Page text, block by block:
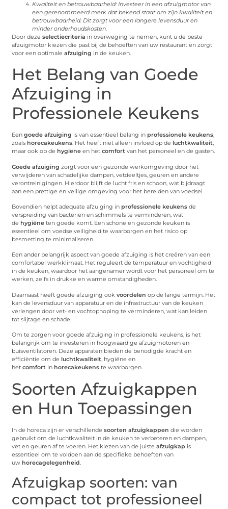
Kwaliteit en betrouwbaarheid: Investeer in een afzuigmotor van
een gerenommeerd merk dat bekend staat om zijn kwaliteit en
betrouwbaarheid. Dit zorgt voor een langere levensduur en
minder onderhoudskosten.
Door dezeselectiecriteria in overweging te nemen, kunt u de beste
afzuigmotor kiezen die past bij de behoeften van uw restaurant en zorgt
voor een optimaleafzuiging in de keuken.
Het Belang van Goede
Afzuiging in
Professionele Keukens
Eengoede afzuiging is van essentieel belang in professionele keukens,
zoals horecakeukens. Het heeft niet alleen invloed op de luchtkwaliteit,
maar ook op de hygiëne en hetcomfort van het personeel en de gasten.
Goede afzuiging zorgt voor een gezonde werkomgeving door het
verwijderen van schadelijke dampen, vetdeeltjes, geuren en andere
verontreinigingen. Hierdoor blijft de lucht fris en schoon, wat bijdraagt
aan een prettige en veilige omgeving voor het bereiden van voedsel.
Bovendien helpt adequate afzuiging in professionele keukens de
verspreiding van bacteriën en schimmels te verminderen, wat
de hygiëne ten goede komt. Een schone en gezonde keuken is
essentieel om voedselveiligheid te waarborgen en het risico op
besmetting te minimaliseren.
Een ander belangrijk aspect van goede afzuiging is het creëren van een
comfortabel werkklimaat. Het reguleert de temperatuur en vochtigheid
in de keuken, waardoor het aangenamer wordt voor het personeel om te
werken, zelfs in drukke en warme omstandigheden.
Daarnaast heeft goede afzuiging ookvoordelen op de lange termijn. Het
kan de levensduur van apparatuur en de infrastructuur van de keuken
verlengen door vet- en vochtophoping te verminderen, wat kan leiden
tot slijtage en schade.
Om te zorgen voor goede afzuiging in professionele keukens, is het
belangrijk om te investeren in hoogwaardige afzuigmotoren en
buisventilatoren. Deze apparaten bieden de benodigde kracht en
efficiëntie om de luchtkwaliteit, hygiëne en
hetcomfort in horecakeukens te waarborgen.
Soorten Afzuigkappen
en Hun Toepassingen
In de horeca zijn er verschillendesoorten afzuigkappen die worden
gebruikt om de luchtkwaliteit in de keuken te verbeteren en dampen,
vet en geuren af te voeren. Het kiezen van de juisteafzuigkap is
essentieel om te voldoen aan de specifieke behoeften van
uw horecagelegenheid.
Afzuigkap soorten: van
compact tot professioneel